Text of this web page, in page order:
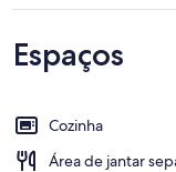
Espaços
Cozinha
Área de jantar